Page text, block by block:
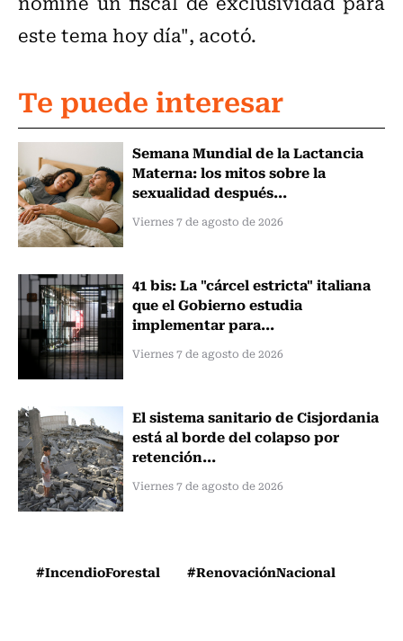
este tema hoy día", acotó.
Te puede interesar
Semana Mundial de la Lactancia
Materna: los mitos sobre la
sexualidad después...
Viernes 7 de agosto de 2026
41 bis: La "cárcel estricta" italiana
que el Gobierno estudia
implementar para...
Viernes 7 de agosto de 2026
El sistema sanitario de Cisjordania
está al borde del colapso por
retención...
Viernes 7 de agosto de 2026
#IncendioForestal #RenovaciónNacional